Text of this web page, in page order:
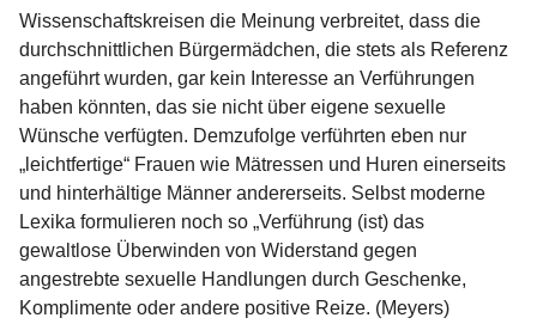
Wissenschaftskreisen die Meinung verbreitet, dass die
durchschnittlichen Bürgermädchen, die stets als Referenz
angeführt wurden, gar kein Interesse an Verführungen
haben könnten, das sie nicht über eigene sexuelle
Wünsche verfügten. Demzufolge verführten eben nur
„leichtfertige“ Frauen wie Mätressen und Huren einerseits
und hinterhältige Männer andererseits. Selbst moderne
Lexika formulieren noch so „Verführung (ist) das
gewaltlose Überwinden von Widerstand gegen
angestrebte sexuelle Handlungen durch Geschenke,
Komplimente oder andere positive Reize. (Meyers)